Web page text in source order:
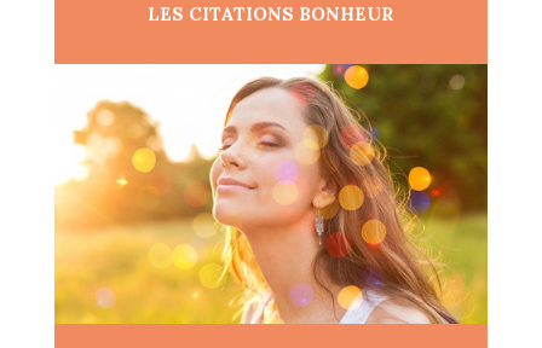
LES CITATIONS BONHEUR